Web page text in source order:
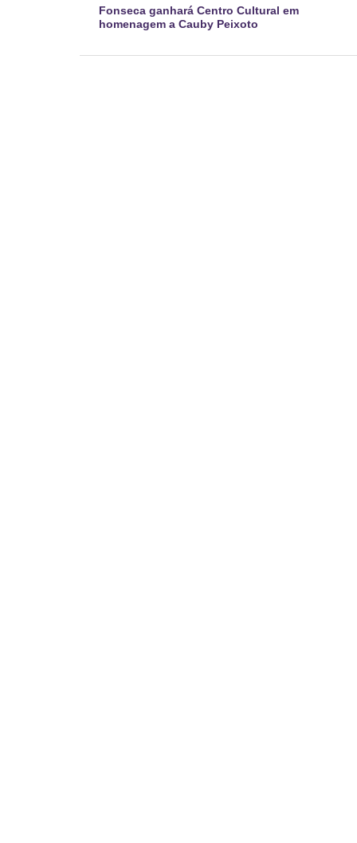
Fonseca ganhará Centro Cultural em
homenagem a Cauby Peixoto